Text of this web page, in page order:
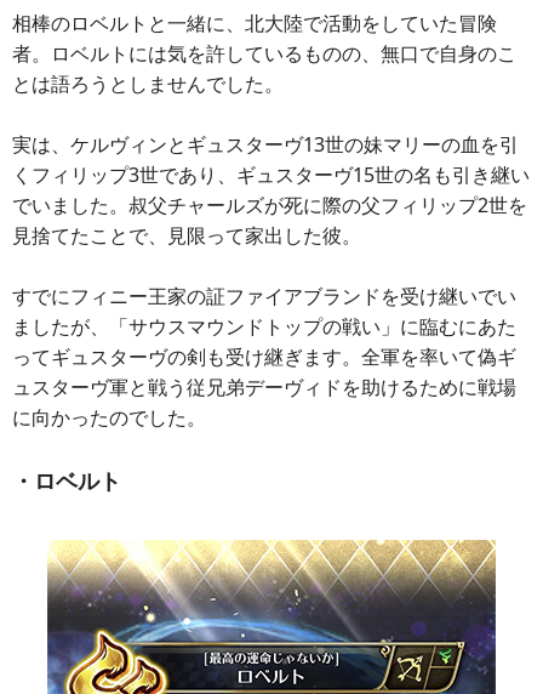
相棒のロベルトと一緒に、北大陸で活動をしていた冒険
者。ロベルトには気を許しているものの、無口で自身のこ
とは語ろうとしませんでした。
実は、ケルヴィンとギュスターヴ13世の妹マリーの血を引
くフィリップ3世であり、ギュスターヴ15世の名も引き継い
でいました。叔父チャールズが死に際の父フィリップ2世を
見捨てたことで、見限って家出した彼。
すでにフィニー王家の証ファイアブランドを受け継いでい
ましたが、「サウスマウンドトップの戦い」に臨むにあた
ってギュスターヴの剣も受け継ぎます。全軍を率いて偽ギ
ュスターヴ軍と戦う従兄弟デーヴィドを助けるために戦場
に向かったのでした。
・ロベルト